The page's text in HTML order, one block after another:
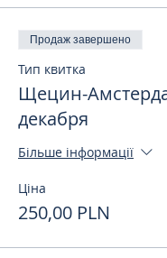
Продаж завершено
Тип квитка
Щецин-
декабря
Більше інформації
Ціна
250,00 PLN